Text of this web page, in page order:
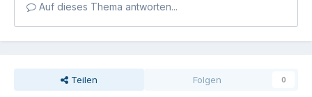
Auf dieses Thema antworten...
Teilen Folgen 0